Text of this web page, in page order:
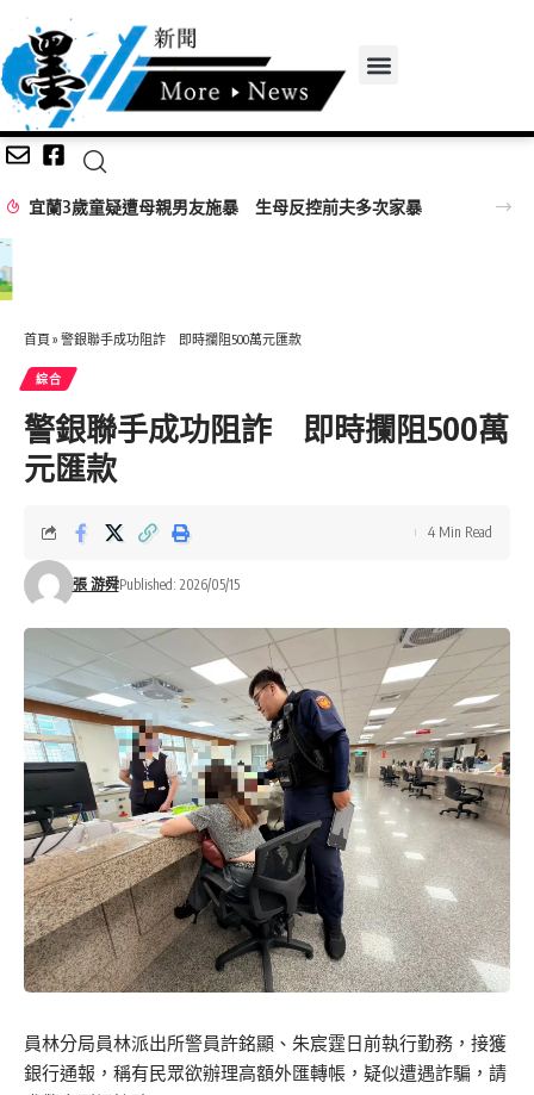
宜蘭3歲童疑遭母親男友施暴 生母反控前夫多次家暴
首頁 » 警銀聯手成功阻詐 即時攔阻500萬元匯款
綜合
警銀聯手成功阻詐 即時攔阻500萬
元匯款
張 游舜Published: 2026/05/15
4 Min Read
員林分局員林派出所警員許銘顯、朱宸霆日前執行勤務，接獲
銀行通報，稱有民眾欲辦理高額外匯轉帳，疑似遭遇詐騙，請